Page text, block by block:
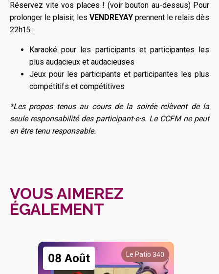
Réservez vite vos places ! (voir bouton au-dessus) Pour
prolonger le plaisir, les VENDREYAY prennent le relais dès
22h15 :
Karaoké pour les participants et participantes les
plus audacieux et audacieuses
Jeux pour les participants et participantes les plus
compétitifs et compétitives
*Les propos tenus au cours de la soirée relèvent de la
seule responsabilité des participant·e·s. Le CCFM ne peut
en être tenu responsable.
VOUS AIMEREZ
ÉGALEMENT
08 Août Le Patio 340